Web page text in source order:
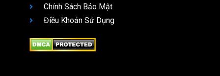
Chính Sách Bảo Mật
Điều Khoản Sử Dụng